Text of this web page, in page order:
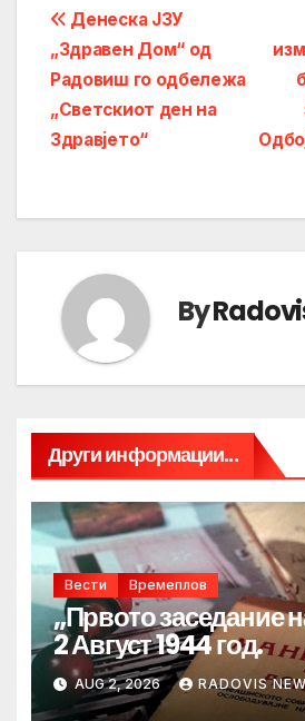
Post
navigation
Денеска ЈЗУ
„Здравен Дом“ од
Радовиш го одбележа
„Светскиот ден на
Здравјето“
By
Други информации...
Вести Времеплов
„Првото
2 Август 1944 год.
AUG 2, 2026 RADOVIS